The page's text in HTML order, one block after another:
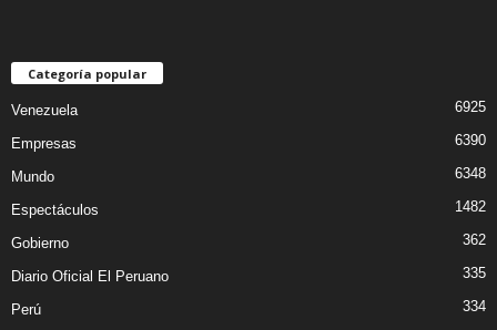
Categoría popular
Venezuela 6925
Empresas 6390
Mundo 6348
Espectáculos 1482
Gobierno 362
Diario Oficial El Peruano 335
Perú 334